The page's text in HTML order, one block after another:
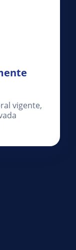
vigente,